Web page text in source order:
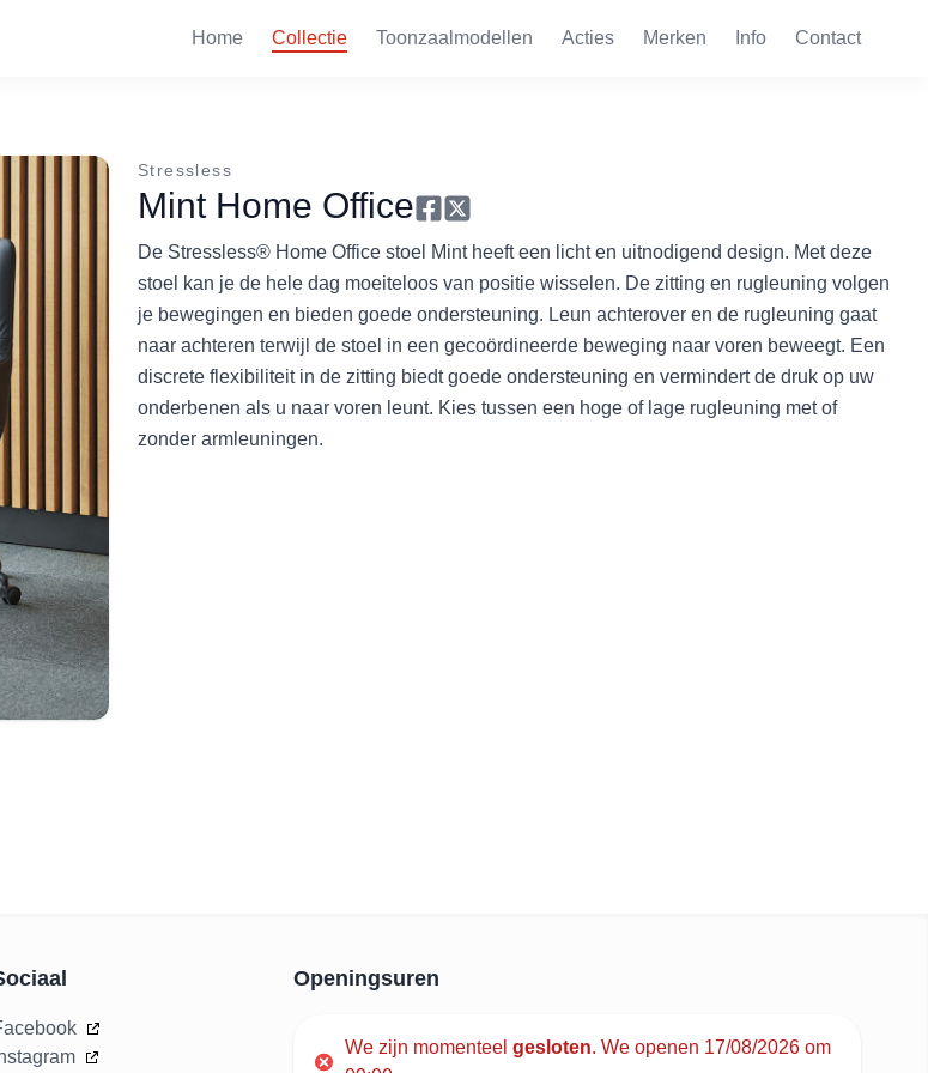
Home Collectie Toonzaalmodellen Acties Merken Info Contact
Stressless
Mint Home Office
De Stressless® Home Office stoel Mint heeft een licht en uitnodigend design. Met deze
stoel kan je de hele dag moeiteloos van positie wisselen. De zitting en rugleuning volgen
je bewegingen en bieden goede ondersteuning. Leun achterover en de rugleuning gaat
naar achteren terwijl de stoel in een gecoördineerde beweging naar voren beweegt. Een
discrete flexibiliteit in de zitting biedt goede ondersteuning en vermindert de druk op uw
onderbenen als u naar voren leunt. Kies tussen een hoge of lage rugleuning met of
zonder armleuningen.
Openingsuren
We zijn momenteel gesloten. We openen 17/08/2026 om